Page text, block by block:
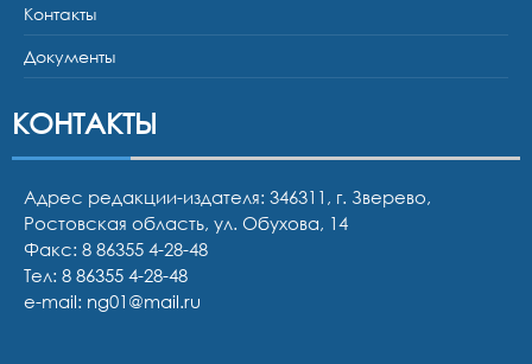
Контакты
Документы
КОНТАКТЫ
Адрес редакции-издателя: 346311, г. Зверево,
Ростовская область, ул. Обухова, 14
Факс: 8 86355 4-28-48
Тел: 8 86355 4-28-48
e-mail: ng01@mail.ru